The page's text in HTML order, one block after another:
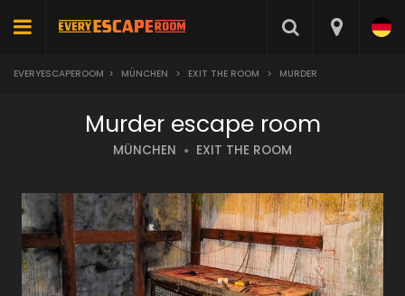
EVERYESCAPEROOM > MÜNCHEN > EXIT THE ROOM > MURDER
Murder escape room
MÜNCHEN EXIT THE ROOM